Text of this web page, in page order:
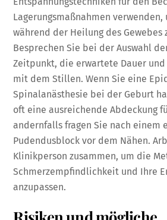
Lagerungsmaßnahmen verwenden,
während der Heilung des Gewebes
Besprechen Sie bei der Auswahl
Zeitpunkt, die erwartete Dauer und
mit dem Stillen. Wenn Sie eine
Spinalanästhesie bei der Geburt
oft eine ausreichende Abdeckung
andernfalls fragen Sie nach einem
Pudendusblock vor dem Nähen.
Klinikperson zusammen, um die
Schmerzempfindlichkeit und Ihre
anzupassen.